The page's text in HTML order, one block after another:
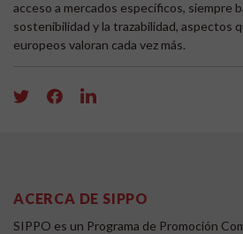
acceso a mercados específicos, siempre
sostenibilidad y la trazabilidad, aspectos
europeos valoran cada vez más.
ACERCA DE SIPPO
SIPPO es un Programa de Promoción